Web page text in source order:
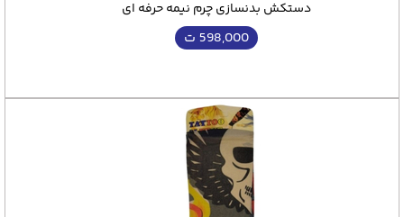
دستکش بدنسازی چرم نیمه حرفه ای
598,000 ت